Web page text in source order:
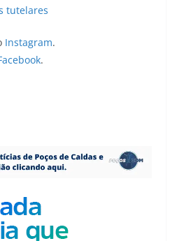
tutelares
Instagram.
.